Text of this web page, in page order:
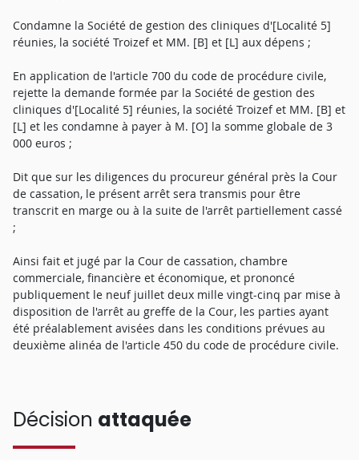
Condamne la Société de gestion des cliniques d'[Localité 5]
réunies, la société Troizef et MM. [B] et [L] aux dépens ;
En application de l'article 700 du code de procédure civile,
rejette la demande formée par la Société de gestion des
cliniques d'[Localité 5] réunies, la société Troizef et MM. [B] et
[L] et les condamne à payer à M. [O] la somme globale de 3
000 euros ;
Dit que sur les diligences du procureur général près la Cour
de cassation, le présent arrêt sera transmis pour être
transcrit en marge ou à la suite de l'arrêt partiellement cassé
;
Ainsi fait et jugé par la Cour de cassation, chambre
commerciale, financière et économique, et prononcé
publiquement le neuf juillet deux mille vingt-cinq par mise à
disposition de l'arrêt au greffe de la Cour, les parties ayant
été préalablement avisées dans les conditions prévues au
deuxième alinéa de l'article 450 du code de procédure civile.
Décision attaquée